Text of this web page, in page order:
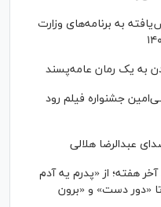
به برنامه‌های وزارت
به یک رمان عامه‌پسند
جشنواره فیلم رود
عبدالرضا هلالی
هفته؛ از «پدرم یه آدم
«دور دست» و «برون